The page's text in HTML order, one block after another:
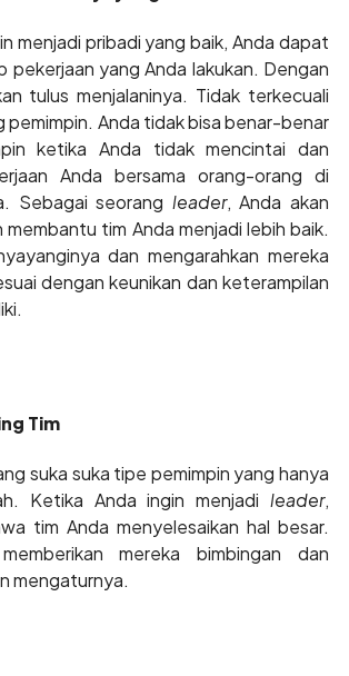
menjadi pribadi yang baik, Anda dapat
pekerjaan yang Anda lakukan. Dengan
tulus menjalaninya. Tidak terkecuali
pemimpin. Anda tidak bisa benar-benar
ketika Anda tidak mencintai dan
Anda bersama orang-orang di
Sebagai seorang leader, Anda akan
membantu tim Anda menjadi lebih baik.
dan mengarahkan mereka
dengan keunikan dan keterampilan
Tim
suka suka tipe pemimpin yang hanya
Ketika Anda ingin menjadi leader,
tim Anda menyelesaikan hal besar.
mereka bimbingan dan
mengaturnya.